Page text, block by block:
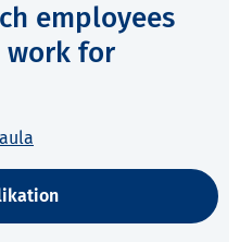
employees
work for